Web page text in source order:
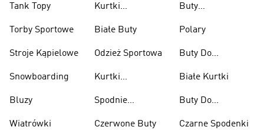
Tank Topy
Torby Sportowe
Stroje Kąpielowe
Snowboarding
Bluzy
Wiatrówki
Kurtki
Białe Buty
Odzież Sportowa
Kurtki
Spodnie
Czerwone Buty
Buty
Polary
Buty Do
Ciężarów
Białe Kurtki
Buty Do
Czarne Spodenki